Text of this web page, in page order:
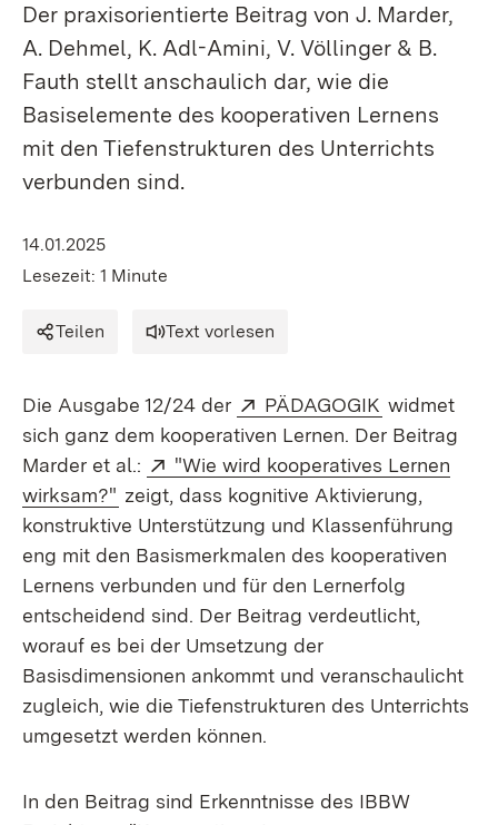
Der praxisorientierte Beitrag von J. Marder,
A. Dehmel, K. Adl-Amini, V. Völlinger & B.
Fauth stellt anschaulich dar, wie die
Basiselemente des kooperativen Lernens
mit den Tiefenstrukturen des Unterrichts
verbunden sind.
14.01.2025
Lesezeit: 1 Minute
Teilen Text vorlesen
Die Ausgabe 12/24 der Extern:
PÄDAGOGIK (Öffnet in
widmet
sich ganz dem kooperativen Lernen. Der Beitrag
Marder et al.:
Extern:
"Wie wird kooperatives Lernen
wirksam?" (Öffnet in neuem Fenster)
zeigt, dass kognitive Aktivierung,
konstruktive Unterstützung und Klassenführung
eng mit den Basismerkmalen des kooperativen
Lernens verbunden und für den Lernerfolg
entscheidend sind. Der Beitrag verdeutlicht,
worauf es bei der Umsetzung der
Basisdimensionen ankommt und veranschaulicht
zugleich, wie die Tiefenstrukturen des Unterrichts
umgesetzt werden können.
In den Beitrag sind Erkenntnisse des IBBW